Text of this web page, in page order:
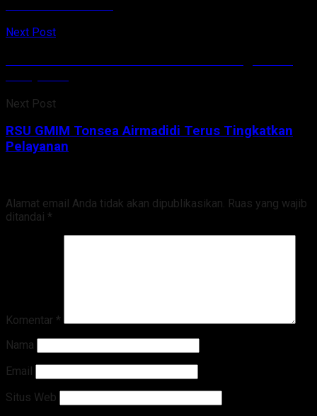
Next Post
Next Post
RSU GMIM Tonsea Airmadidi Terus Tingkatkan
Pelayanan
Alamat email Anda tidak akan dipublikasikan. Ruas yang wajib
ditandai *
Komentar *
Nama
Email
Situs Web